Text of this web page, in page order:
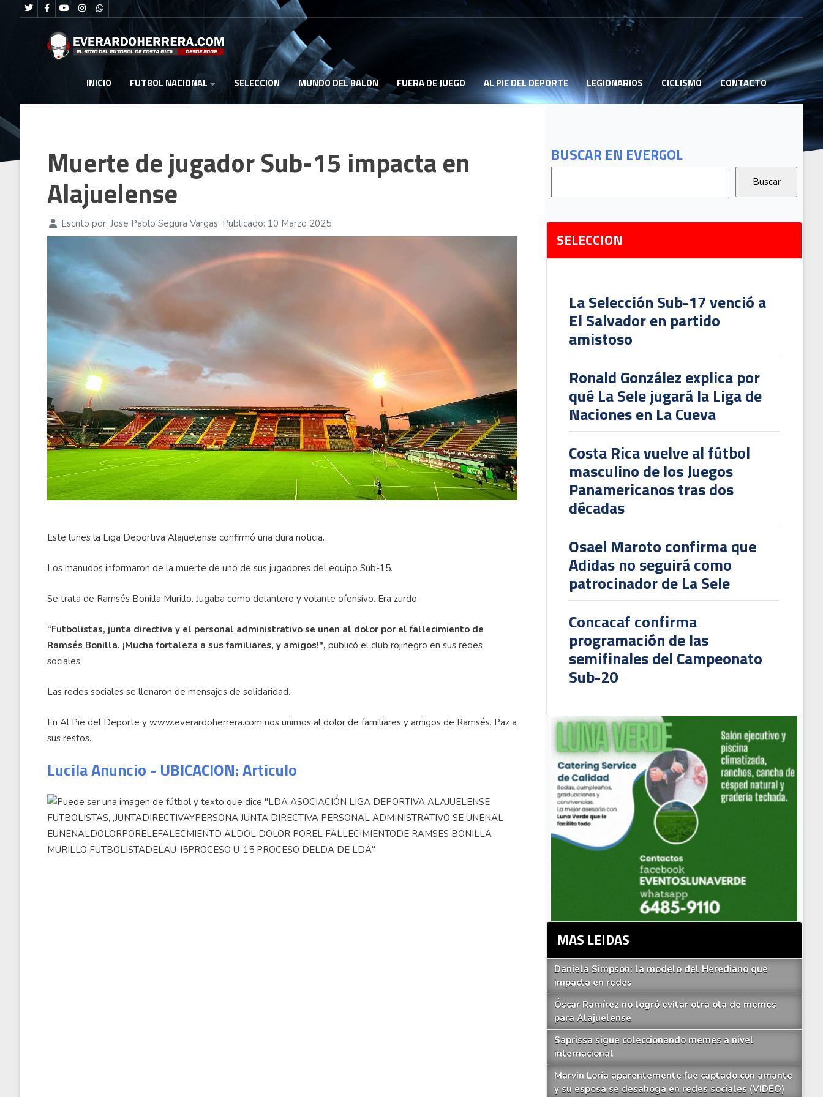
INICIO FUTBOL NACIONAL SELECCION MUNDO DEL BALON FUERA DE JUEGO AL PIE DEL DEPORTE LEGIONARIOS CICLISMO CONTACTO
BUSCAR EN EVERGOL
SELECCION
La Selección Sub-17 venció a
El Salvador en partido
amistoso
Ronald González explica por
qué La Sele jugará la Liga de
Naciones en La Cueva
Costa Rica vuelve al fútbol
masculino de los Juegos
Panamericanos tras dos
décadas
Osael Maroto confirma que
Adidas no seguirá como
patrocinador de La Sele
Concacaf confirma
programación de las
semifinales del Campeonato
Sub-20
MAS LEIDAS
Daniela Simpson: la modelo del Herediano que
impacta en redes
Óscar Ramírez no logró evitar otra ola de memes
para Alajuelense
Saprissa sigue coleccionando memes a nivel
internacional
Marvin Loría aparentemente fue captado con amante
y su esposa se desahoga en redes sociales (VIDEO)
Muerte de jugador Sub-15 impacta en
Alajuelense
Escrito por: Jose Pablo Segura Vargas Publicado: 10 Marzo 2025
Este lunes la Liga Deportiva Alajuelense confirmó una dura noticia.
Los manudos informaron de la muerte de uno de sus jugadores del equipo Sub-15.
Se trata de Ramsés Bonilla Murillo. Jugaba como delantero y volante ofensivo. Era zurdo.
“Futbolistas, junta directiva y el personal administrativo se unen al dolor por el fallecimiento de
Ramsés Bonilla. ¡Mucha fortaleza a sus familiares, y amigos!", publicó el club rojinegro en sus redes
sociales.
Las redes sociales se llenaron de mensajes de solidaridad.
En Al Pie del Deporte y www.everardoherrera.com nos unimos al dolor de familiares y amigos de Ramsés. Paz a
sus restos.
Lucila Anuncio - UBICACION: Articulo